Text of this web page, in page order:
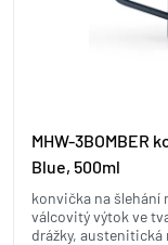
MHW-3BOMBER
Blue, 500ml
konvička na šlehání
válcovitý výtok ve
drážky,